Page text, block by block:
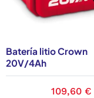
Batería litio Crown
20V/4Ah
Precio
109,60 €